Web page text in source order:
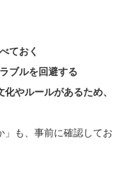
ておく
ブルを回避する
化やルールがあるため、
」も、事前に確認してお